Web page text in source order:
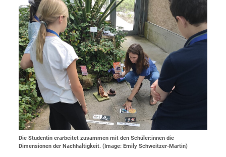
Die Studentin erarbeitet zusammen mit den Schüler:innen die
Dimensionen der Nachhaltigkeit. (Image: Emily Schweitzer-Martin)